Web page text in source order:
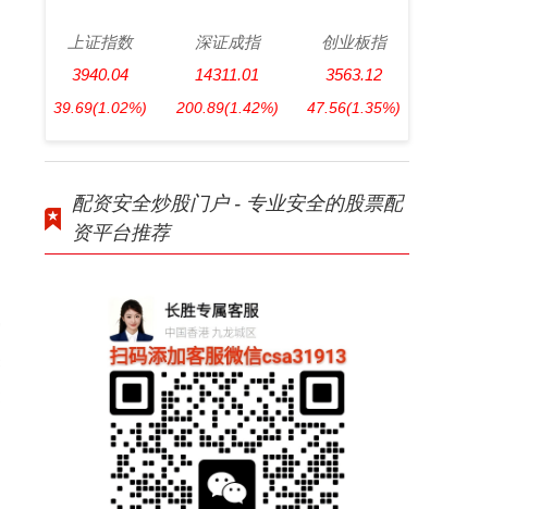
上证指数
3940.04
39.69(1.02%)
深证成指
14311.01
200.89(1.42%)
创业板指
3563.12
47.56(1.35%)
配资安全炒股门户 - 专业安全的股票配
资平台推荐